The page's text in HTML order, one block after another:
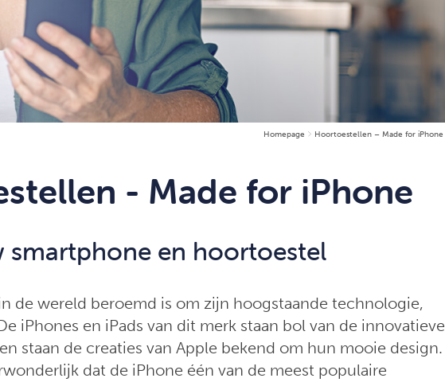
Homepage Hoortoestellen – Made for iPhone
- Made for iPhone
smartphone en hoortoestel
de wereld beroemd is om zijn hoogstaande technologie,
iPhones en iPads van dit merk staan bol van de innovatieve
staan de creaties van Apple bekend om hun mooie design.
dat de iPhone één van de meest populaire